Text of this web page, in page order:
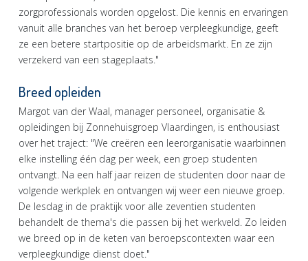
zorgprofessionals worden opgelost. Die kennis en ervaringen
vanuit alle branches van het beroep verpleegkundige, geeft
ze een betere startpositie op de arbeidsmarkt. En ze zijn
verzekerd van een stageplaats."
Breed opleiden
Margot van der Waal, manager personeel, organisatie &
opleidingen bij Zonnehuisgroep Vlaardingen, is enthousiast
over het traject: "We creëren een leerorganisatie waarbinnen
elke instelling één dag per week, een groep studenten
ontvangt. Na een half jaar reizen de studenten door naar de
volgende werkplek en ontvangen wij weer een nieuwe groep.
De lesdag in de praktijk voor alle zeventien studenten
behandelt de thema's die passen bij het werkveld. Zo leiden
we breed op in de keten van beroepscontexten waar een
verpleegkundige dienst doet."